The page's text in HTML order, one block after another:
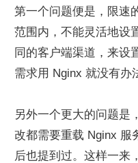
第一个问题便是，限速
范围内，不能灵活地设
同的客户端渠道，来设
需求用 Nginx 就没有办
另外一个更大的问题是
改都需要重载 Nginx 服
后也提到过。这样一来